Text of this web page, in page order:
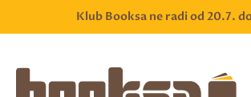
Klub Booksa ne radi od 20.7.